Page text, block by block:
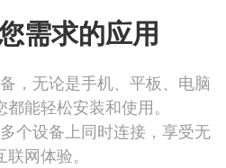
需求的应用
，无论是手机、平板、电脑
能轻松安装和使用。
个设备上同时连接，享受无
网体验。